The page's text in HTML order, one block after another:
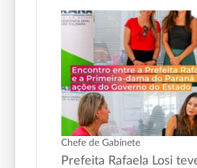
Chefe de Gabinete
Prefeita Rafaela Losi